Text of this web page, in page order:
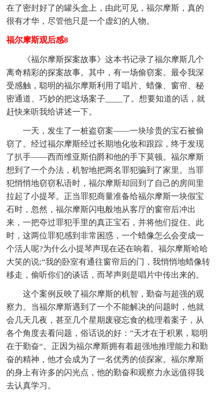
在了密封好了的罐头盒上，由此可见，福尔摩斯，真的
很有才华，尽管他只是一个虚幻的人物。
福尔摩斯观后感8
《福尔摩斯探案故事》这本书记录了福尔摩斯几个
离奇精彩的探案故事。其中，有一场偷窃案。最令我深
受感触，聪明的福尔摩斯利用了唱片、蜡像、窗帘、秘
密通道、巧妙的把这场案子____了。想要知道的话，就
赶快来听我给讲述一下。
一天，发生了一桩盗窃案——一块珍贵的宝石被偷
窃了。经过福尔摩斯经过长期地化妆和跟踪，终于发现
了扒手——西而维亚斯伯爵和他的手下莫顿。福尔摩斯
想到了一个办法，机智地把两名罪犯骗到了家里。当罪
犯悄悄地窃窃私语时，福尔摩斯却回到了自己的房间里
拉起了小提琴。正当罪犯商量准备给福尔摩斯一块假宝
石时，忽然，福尔摩斯闪电般地从客厅的窗帘后冲出
来，一把夺过罪犯手里的真正宝石，并将他们捉住。此
时，这两位罪犯感到非常困惑，一个蜡像怎么会变成一
个活人呢?为什么小提琴声现在还在响着。福尔摩斯哈哈
大笑的说;“我的卧室有通往窗帘后的门，我悄悄地蜡像转
移走，偷听你们的谈话，而琴声则是唱片中传出来的。
这个案例反映了福尔摩斯的机智，勤奋与超强的观
察力。当福尔摩斯遇到了一个不能解决的问题时，他就
会几天几夜，甚至几个星期废寝忘食的梳理着案子，从
各个角度去看问题，俗话说的好：”天才在于积累，聪明
在于勤奋“。正因为福尔摩斯拥有着超强地推理能力和勤
奋的精神，他才会成为了一名优秀的侦探家。福尔摩斯
的身上有许多的闪光点，他的勤奋和观察力永远值得我
去认真学习。